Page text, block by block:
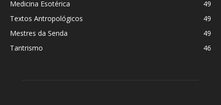
Medicina Esotérica
49
Textos Antropológicos
49
Mestres da Senda
49
Tantrismo
46